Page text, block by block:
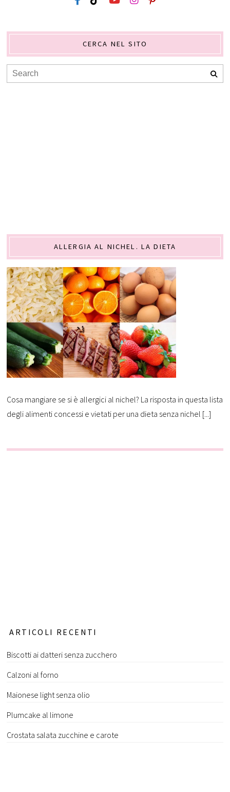
CERCA NEL SITO
ALLERGIA AL NICHEL. LA DIETA
Cosa mangiare se si è allergici al nichel? La risposta in questa lista
degli alimenti concessi e vietati per una dieta senza nichel [...]
ARTICOLI RECENTI
Biscotti ai datteri senza zucchero
Calzoni al forno
Maionese light senza olio
Plumcake al limone
Crostata salata zucchine e carote